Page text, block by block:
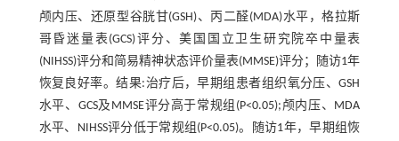
颅内压、还原型谷胱甘(GSH)、丙二醛(MDA)水平，格拉斯
哥昏迷量表(GCS)评分、美国国立卫生研究院卒中量表
(NIHSS)评分和简易精神状态评价量表(MMSE)评分；随访1年
恢复良好率。结果:治疗后，早期组患者组织氧分压、GSH
水平、GCS及MMSE评分高于常规组(P<0.05);颅内压、MDA
水平、NIHSS评分低于常规组(P<0.05)。随访1年，早期组恢